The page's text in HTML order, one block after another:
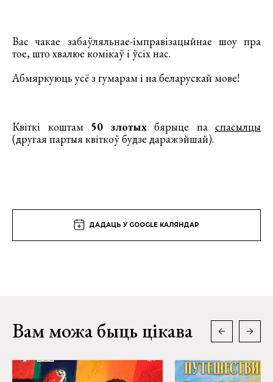
Вас чакае забаўляльнае-імправізацыйнае шоу пра
тое, што хвалюе комікаў і ўсіх нас.
Абмяркуюць усё з гумарам і на беларускай мове!
Квіткі коштам 50 злотыхбярыце па спасылцы
(другая партыя квіткоў будзе даражэйшай).
ДАДАЦЬ У GOOGLE КАЛЯНДАР
Вам можа быць цікава